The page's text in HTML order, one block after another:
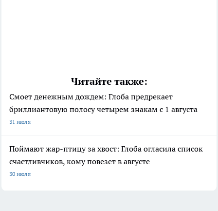
Читайте также:
Смоет денежным дождем: Глоба предрекает
бриллиантовую полосу четырем знакам с 1 августа
31 июля
Поймают жар-птицу за хвост: Глоба огласила список
счастливчиков, кому повезет в августе
30 июля